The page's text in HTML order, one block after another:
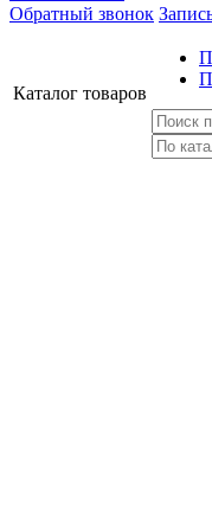
Обратный звонок
Каталог товаров